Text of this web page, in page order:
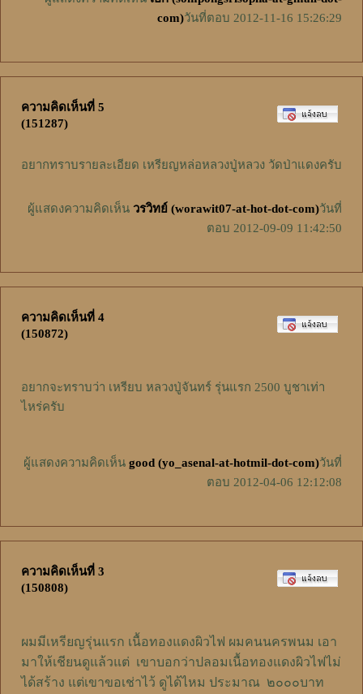
com)วันที่ตอบ 2012-11-16 15:26:29
ความคิดเห็นที่ 5
(151287)
อยากทราบรายละเอียด เหรียญหล่อหลวงปู่หลวง วัดป่าแดงครับ
ผู้แสดงความคิดเห็น วรวิทย์ (worawit07-at-hot-dot-com)วันที่
ตอบ 2012-09-09 11:42:50
ความคิดเห็นที่ 4
(150872)
อยากจะทราบว่า เหรียบ หลวงปู่จันทร์ รุ่นแรก 2500 บูชาเท่า
ไหร่ครับ
ผู้แสดงความคิดเห็น good (yo_asenal-at-hotmil-dot-com)วันที่
ตอบ 2012-04-06 12:12:08
ความคิดเห็นที่ 3
(150808)
ผมมีเหรียญรุ่นแรก เนื้อทองแดงผิวไฟ ผมคนนครพนม เอา
มาให้เชียนดูแล้วแต่ เขาบอกว่าปลอมเนื้อทองแดงผิวไฟไม่
ได้สร้าง แต่เขาขอเช่าไว้ ดูได้ไหม ประมาณ ๒๐๐๐บาท